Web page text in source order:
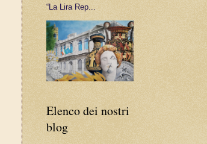
“La Lira Rep...
Elenco dei nostri
blog